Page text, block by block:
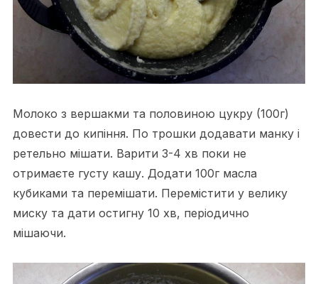
Молоко з вершакми та половиною цукру (100г)
довести до кипіння. По трошки додавати манку і
ретельно мішати. Варити 3-4 хв поки не
отримаєте густу кашу. Додати 100г масла
кубиками та перемішати. Перемістити у велику
миску та дати остигну 10 хв, періодично
мішаючи.